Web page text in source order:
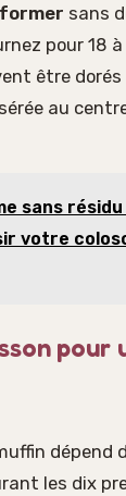
sans
pour 18
être
au
sans
votre
pour
dépend
les dix